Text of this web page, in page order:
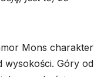
Mons
wysokości. Góry